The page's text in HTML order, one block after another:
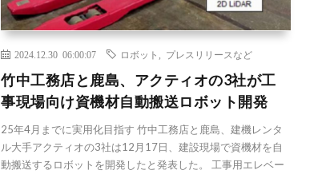
2024.12.30 06:00:07 ロボット プレスリリースなど
竹中工務店と鹿島、アクティオの3社が工
事現場向け資機材自動搬送ロボット開発
25年4月までに実用化目指す 竹中工務店と鹿島、建機レンタ
ル大手アクティオの3社は12月17日、建設現場で資機材を自
動搬送するロボットを開発したと発表した。 工事用エレベー